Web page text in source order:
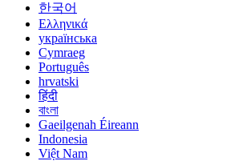
한국어
Ελληνικά
українська
Cymraeg
Português
hrvatski
हिंदी
বাংলা
Gaeilgenah Éireann
Indonesia
Việt Nam